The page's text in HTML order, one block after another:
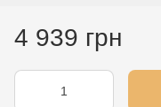
4 939 грн